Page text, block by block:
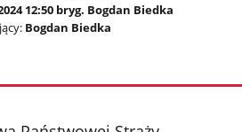
12:50 bryg. Bogdan Biedka
Bogdan Biedka